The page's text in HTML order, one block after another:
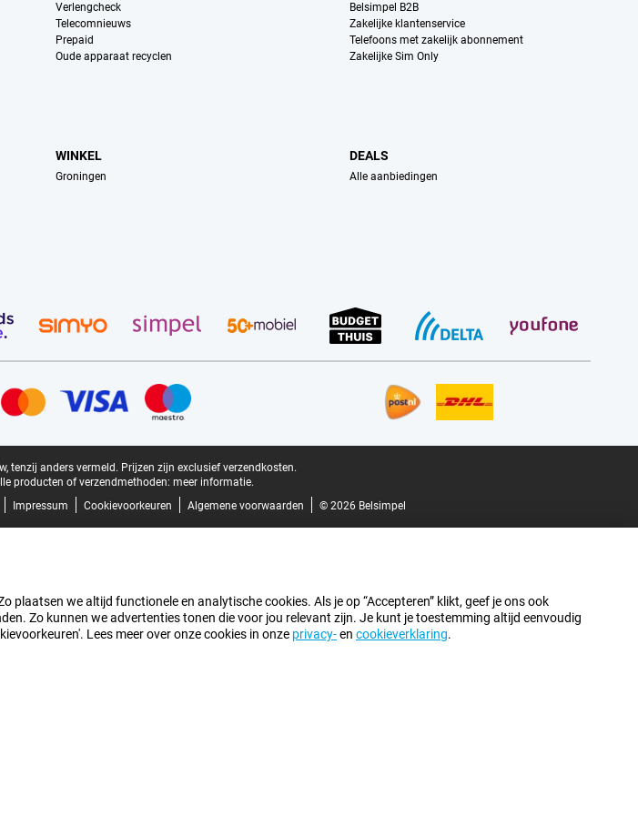
Verlengcheck
Telecomnieuws
Prepaid
Oude apparaat recyclen
Belsimpel B2B
Zakelijke klantenservice
Telefoons met zakelijk abonnement
Zakelijke Sim Only
WINKEL
Groningen
DEALS
Alle aanbiedingen
tenzij anders vermeld. Prijzen zijn exclusief verzendkosten.
producten of verzendmethoden: meer informatie.
Impressum Cookievoorkeuren Algemene voorwaarden © 2026 Belsimpel
we altijd functionele en analytische cookies. Als je op “Accepteren” klikt, geef je ons ook
Zo kunnen we advertenties tonen die voor jou relevant zijn. Je kunt je toestemming altijd eenvoudig
Lees meer over onze cookies in onze privacy-en cookieverklaring.